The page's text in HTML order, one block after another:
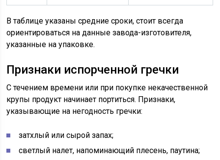
В таблице указаны средние сроки, стоит всегда
ориентироваться на данные завода-изготовителя,
указанные на упаковке.
Признаки испорченной гречки
С течением времени или при покупке некачественной
крупы продукт начинает портиться. Признаки,
указывающие на негодность гречки:
затхлый или сырой запах;
светлый налет, напоминающий плесень, паутина;